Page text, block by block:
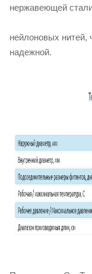
нержавеющей
нейлоновых нитей,
надежной.